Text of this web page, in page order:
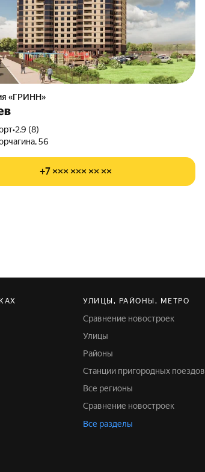
«ГРИНН»
•2.9 (8)
56
+7 ××× ××× ×× ××
УЛИЦЫ, РАЙОНЫ, МЕТРО
Сравнение новостроек
Улицы
Районы
Станции пригородных поездов
Все регионы
Сравнение новостроек
Все разделы